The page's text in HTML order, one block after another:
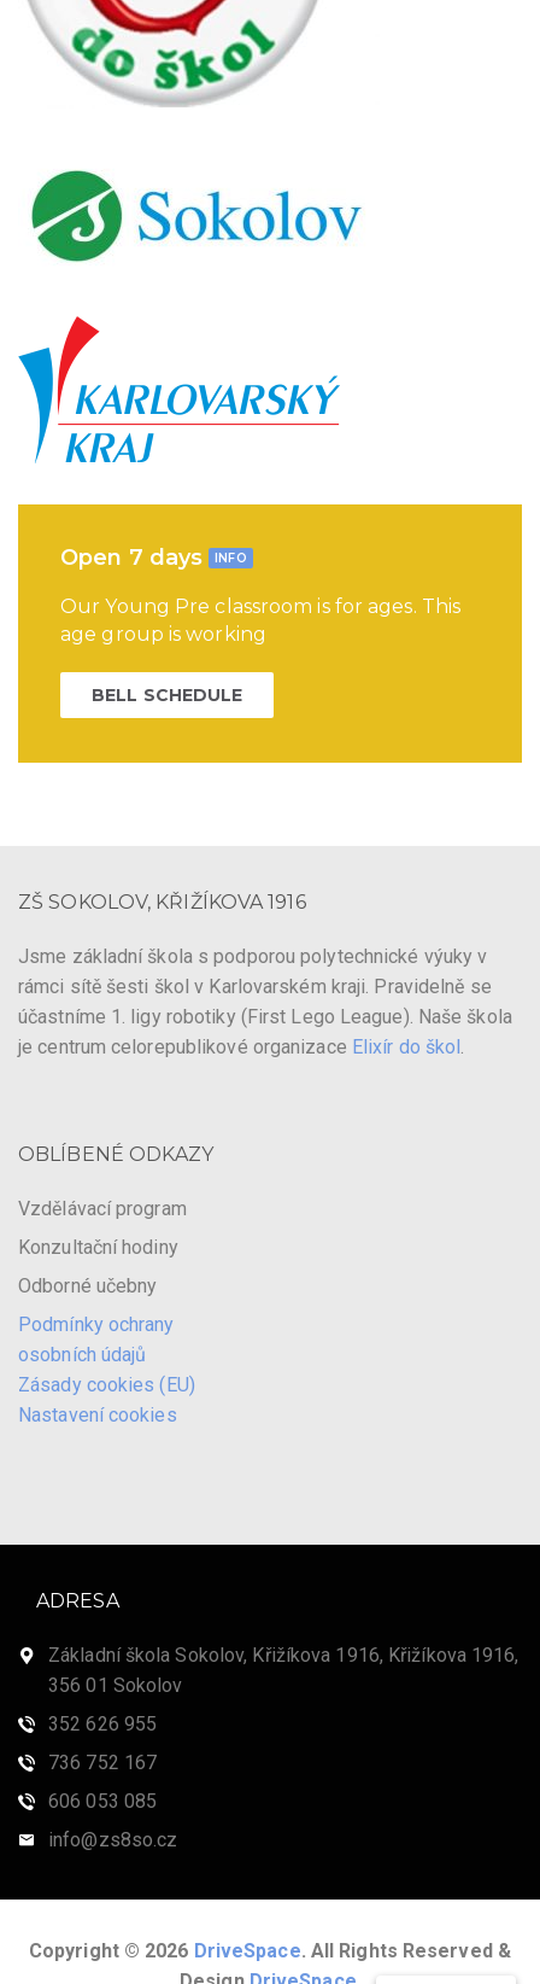
Open 7 days INFO
Our Young Pre classroom is for ages. This
age group is working
BELL SCHEDULE
ZŠ SOKOLOV, KŘIŽÍKOVA 1916
Jsme základní škola s podporou polytechnické výuky v
rámci sítě šesti škol v Karlovarském kraji. Pravidelně se
účastníme 1. ligy robotiky (First Lego League). Naše škola
je centrum celorepublikové organizace Elixír do škol .
OBLÍBENÉ ODKAZY
Vzdělávací program
Konzultační hodiny
Odborné učebny
Podmínky ochrany
osobních údajů
Zásady cookies (EU)
Nastavení cookies
ADRESA
Základní škola Sokolov, Křižíkova 1916, Křižíkova 1916,
356 01 Sokolov
352 626 955
736 752 167
606 053 085
info@zs8so.cz
Copyright © 2026 DriveSpace. All Rights Reserved &